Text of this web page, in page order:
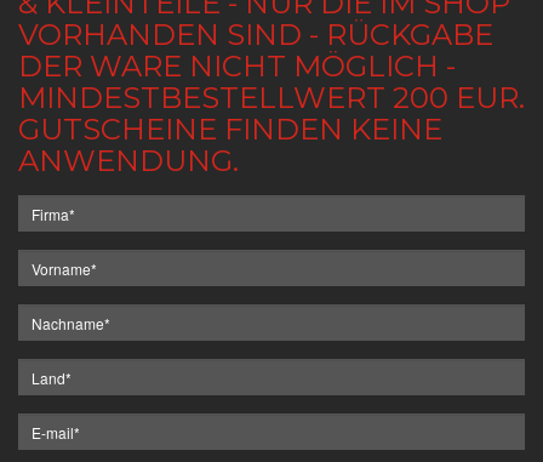
VORHANDEN SIND - RÜCKGABE
DER WARE NICHT MÖGLICH -
MINDESTBESTELLWERT 200 EUR.
GUTSCHEINE FINDEN KEINE
ANWENDUNG.